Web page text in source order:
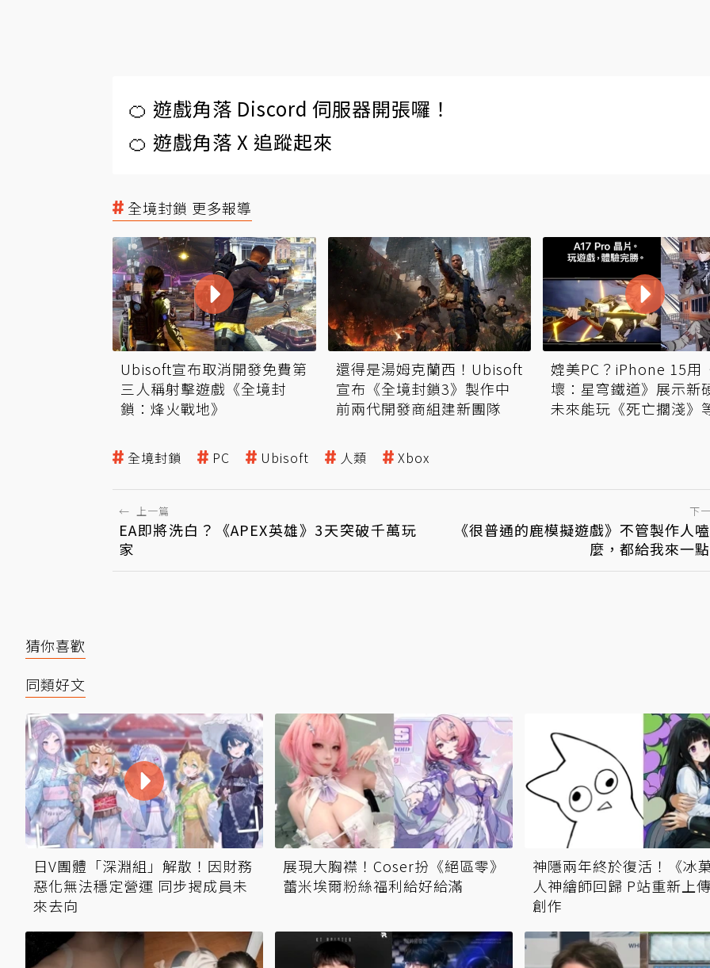
🍊 遊戲角落 Discord 伺服器開張囉！
🍊 遊戲角落 X 追蹤起來
全境封鎖 更多報導
Ubisoft宣布取消開發免費第
三人稱射擊遊戲《全境封
鎖：烽火戰地》
還得是湯姆克蘭西！Ubisoft
宣布《全境封鎖3》製作中
前兩代開發商組建新團隊
媲美PC？iPhone 15用
壞：星穹鐵道》展示新
未來能玩《死亡擱淺》
全境封鎖 PC Ubisoft 人類 Xbox
← 上一篇
EA即將洗白？《APEX英雄》3天突破千萬玩
家
下
《很普通的鹿模擬遊戲》不管製作人
麼，都給我來一
猜你喜歡
同類好文
日V團體「深淵組」解散！因財務
惡化無法穩定營運 同步揭成員未
來去向
展現大胸襟！Coser扮《絕區零》
蕾米埃爾粉絲福利給好給滿
神隱兩年終於復活！《冰
人神繪師回歸 P站重新上
創作